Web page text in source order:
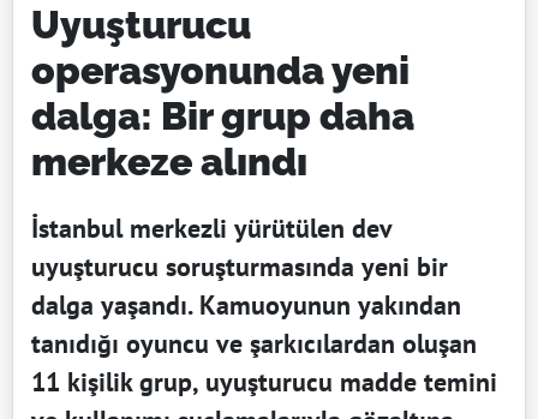
Uyuşturucu
operasyonunda yeni
dalga: Bir grup daha
merkeze alındı
İstanbul merkezli yürütülen dev
uyuşturucu soruşturmasında yeni bir
dalga yaşandı. Kamuoyunun yakından
tanıdığı oyuncu ve şarkıcılardan oluşan
11 kişilik grup, uyuşturucu madde temini